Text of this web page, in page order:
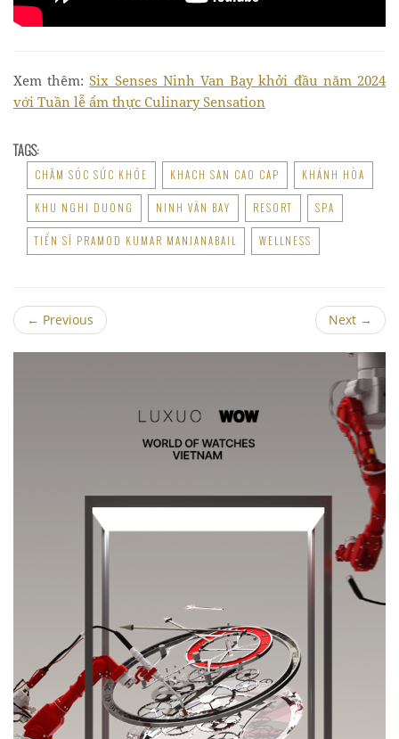
Xem thêm:Six Senses Ninh Van Bay khởi đầu năm 2024
với Tuần lễ ẩm thực Culinary Sensation
TAGS:
CHĂM SÓC SỨC KHỎE KHACH SAN CAO CAP KHÁNH HÒA
KHU NGHI DUONG NINH VÂN BAY RESORT SPA
TIẾN SĨ PRAMOD KUMAR MANJANABAIL WELLNESS
← Previous Next →